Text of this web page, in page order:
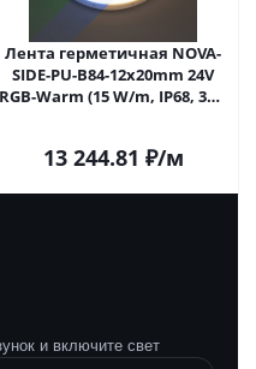
Лента герметичная NOVA-
SIDE-PU-B84-12x20mm 24V
RGB-Warm (15 W/m, IP68, 3m,
13 244.81 ₽/м
и включите свет